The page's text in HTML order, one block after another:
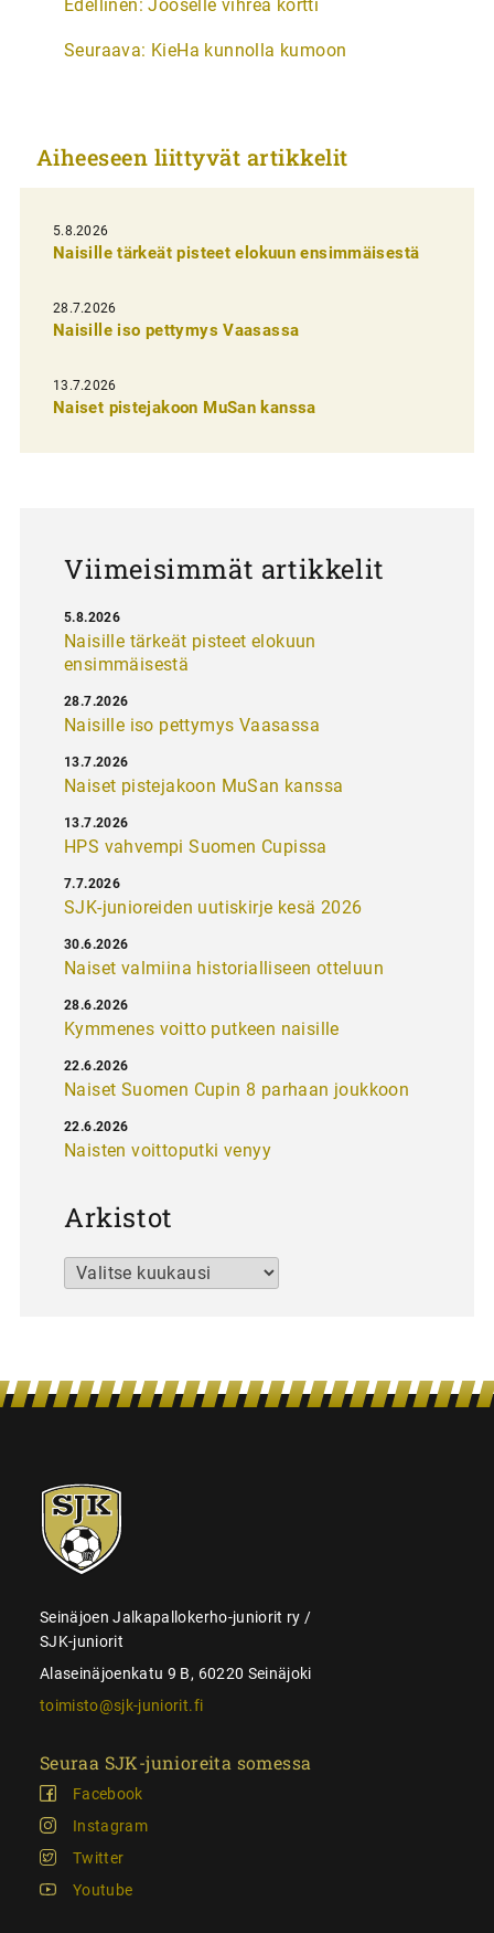
t
k
e
l
i
e
n
e
Edellinen: Jooselle vihreä kortti
Seuraava: KieHa kunnolla kumoon
Aiheeseen liittyvät artikkelit
5.8.2026
Naisille tärkeät pisteet elokuun ensimmäisestä
28.7.2026
Naisille iso pettymys Vaasassa
13.7.2026
Naiset pistejakoon MuSan kanssa
Viimeisimmät artikkelit
Naisille tärkeät pisteet elokuun
ensimmäisestä
5.8.2026
Naisille iso pettymys Vaasassa
28.7.2026
Naiset pistejakoon MuSan kanssa
13.7.2026
HPS vahvempi Suomen Cupissa
13.7.2026
SJK-junioreiden uutiskirje kesä 2026
7.7.2026
Naiset valmiina historialliseen otteluun
30.6.2026
Kymmenes voitto putkeen naisille
28.6.2026
Naiset Suomen Cupin 8 parhaan joukkoon
22.6.2026
Naisten voittoputki venyy
22.6.2026
Arkistot
Arkistot
SJK-
juniorit
Seinäjoen Jalkapallokerho-juniorit ry /
SJK-juniorit
Alaseinäjoenkatu 9 B, 60220 Seinäjoki
toimisto@sjk-juniorit.fi
Seuraa SJK-junioreita somessa
Facebook
Instagram
Twitter
Youtube